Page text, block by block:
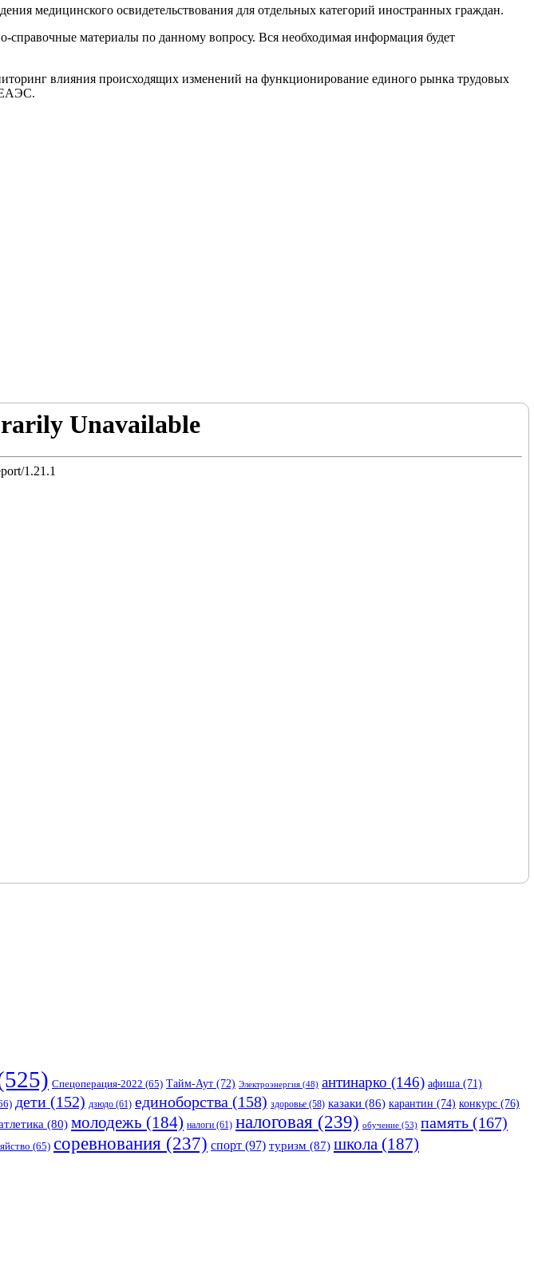
медицинского освидетельствования для отдельных категорий иностранных граждан.
материалы по данному вопросу. Вся необходимая информация будет
влияния происходящих изменений на функционирование единого рынка трудовых
ЕАЭС.
Спецоперация-2022 (65) Тайм-Аут (72) Электроэнергия (48) антинарко (146) афиша (71)
дети (152) дзюдо (61) единоборства (158) здоровье (58) казаки (86) карантин (74) конкурс (76)
(80) молодежь (184) налоги (61) налоговая (239) обучение (53) память (167)
(65) соревнования (237) спорт (97) туризм (87) школа (187)